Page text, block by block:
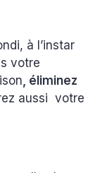
à l’instar
votre
, éliminez
aussi votre